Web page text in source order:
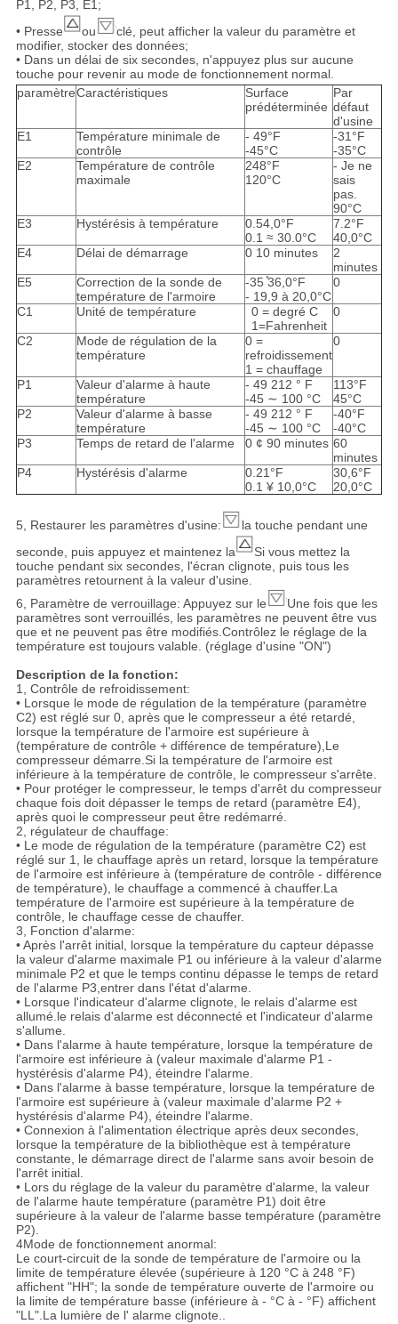
P1, P2, P3, E1;
• Presse
ou
clé, peut afficher la valeur du paramètre et
modifier, stocker des données;
• Dans un délai de six secondes, n'appuyez plus sur aucune
touche pour revenir au mode de fonctionnement normal.
paramètreCaractéristiques
Surface
prédéterminée
Par
défaut
d'usine
E1
Température minimale de
contrôle
- 49°F
-45°C
-31°F
-35°C
E2
Température de contrôle
maximale
248°F
120°C
- Je ne
sais
pas.
90°C
E3
Hystérésis à température
0.54,0°F
0.1 ≈ 30.0°C
7.2°F
40,0°C
E4
Délai de démarrage 0 10 minutes
2
minutes
E5
Correction de la sonde de
température de l'armoire
-35 ̊36,0°F
- 19,9 à 20,0°C
0
C1 Unité de température
0 = degré C
1=Fahrenheit
0
C2
Mode de régulation de la
température
0 =
refroidissement
1 = chauffage
0
P1
Valeur d'alarme à haute
température
- 49 212 ° F
-45 ∼ 100 °C
113°F
45°C
P2
Valeur d'alarme à basse
température
- 49 212 ° F
-45 ∼ 100 °C
-40°F
-40°C
P3
Temps de retard de l'alarme 0 ¢ 90 minutes 60
minutes
P4
Hystérésis d'alarme
0.21°F
0.1 ¥ 10,0°C
30,6°F
20,0°C
5, Restaurer les paramètres d'usine:
la touche pendant une
seconde, puis appuyez et maintenez la
Si vous mettez la
touche pendant six secondes, l'écran clignote, puis tous les
paramètres retournent à la valeur d'usine.
6, Paramètre de verrouillage: Appuyez sur le
Une fois que les
paramètres sont verrouillés, les paramètres ne peuvent être vus
que et ne peuvent pas être modifiés.Contrôlez le réglage de la
température est toujours valable. (réglage d'usine "ON")
Description de la fonction:
1, Contrôle de refroidissement:
• Lorsque le mode de régulation de la température (paramètre
C2) est réglé sur 0, après que le compresseur a été retardé,
lorsque la température de l'armoire est supérieure à
(température de contrôle + différence de température),Le
compresseur démarre.Si la température de l'armoire est
inférieure à la température de contrôle, le compresseur s'arrête.
• Pour protéger le compresseur, le temps d'arrêt du compresseur
chaque fois doit dépasser le temps de retard (paramètre E4),
après quoi le compresseur peut être redémarré.
2, régulateur de chauffage:
• Le mode de régulation de la température (paramètre C2) est
réglé sur 1, le chauffage après un retard, lorsque la température
de l'armoire est inférieure à (température de contrôle - différence
de température), le chauffage a commencé à chauffer.La
température de l'armoire est supérieure à la température de
contrôle, le chauffage cesse de chauffer.
3, Fonction d'alarme:
• Après l'arrêt initial, lorsque la température du capteur dépasse
la valeur d'alarme maximale P1 ou inférieure à la valeur d'alarme
minimale P2 et que le temps continu dépasse le temps de retard
de l'alarme P3,entrer dans l'état d'alarme.
• Lorsque l'indicateur d'alarme clignote, le relais d'alarme est
allumé.le relais d'alarme est déconnecté et l'indicateur d'alarme
s'allume.
• Dans l'alarme à haute température, lorsque la température de
l'armoire est inférieure à (valeur maximale d'alarme P1 -
hystérésis d'alarme P4), éteindre l'alarme.
• Dans l'alarme à basse température, lorsque la température de
l'armoire est supérieure à (valeur maximale d'alarme P2 +
hystérésis d'alarme P4), éteindre l'alarme.
• Connexion à l'alimentation électrique après deux secondes,
lorsque la température de la bibliothèque est à température
constante, le démarrage direct de l'alarme sans avoir besoin de
l'arrêt initial.
• Lors du réglage de la valeur du paramètre d'alarme, la valeur
de l'alarme haute température (paramètre P1) doit être
supérieure à la valeur de l'alarme basse température (paramètre
P2).
4Mode de fonctionnement anormal:
Le court-circuit de la sonde de température de l'armoire ou la
limite de température élevée (supérieure à 120 °C à 248 °F)
affichent "HH"; la sonde de température ouverte de l'armoire ou
la limite de température basse (inférieure à - °C à - °F) affichent
"LL".La lumière de l' alarme clignote..